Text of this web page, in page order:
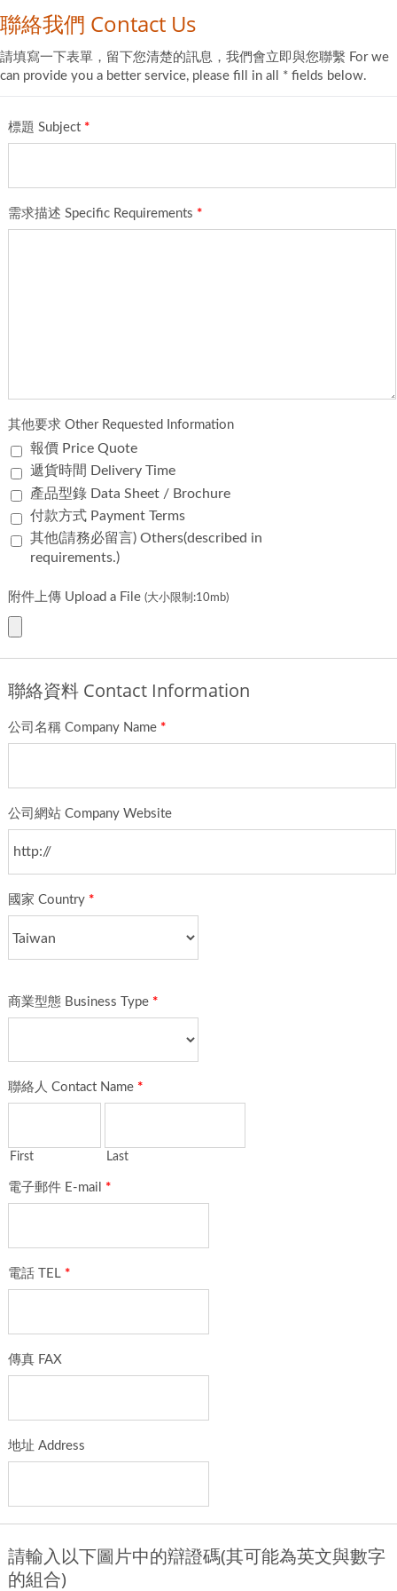
聯絡我們 Contact Us
請填寫一下表單，留下您清楚的訊息，我們會立即與您聯繫 For we
can provide you a better service, please fill in all * fields below.
標題 Subject *
需求描述 Specific Requirements *
其他要求 Other Requested Information
報價 Price Quote
遞貨時間 Delivery Time
產品型錄 Data Sheet / Brochure
付款方式 Payment Terms
其他(請務必留言) Others(described in
requirements.)
附件上傳 Upload a File (大小限制:10mb)
聯絡資料 Contact Information
公司名稱 Company Name *
公司網站 Company Website
國家 Country *
商業型態 Business Type *
聯絡人 Contact Name *
First Last
電子郵件 E-mail *
電話 TEL *
傳真 FAX
地址 Address
請輸入以下圖片中的辯證碼(其可能為英文與數字
的組合)